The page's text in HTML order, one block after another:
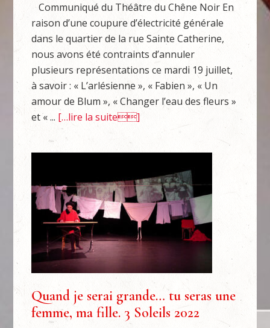
Communiqué du Théâtre du Chêne Noir En
raison d’une coupure d’électricité générale
dans le quartier de la rue Sainte Catherine,
nous avons été contraints d’annuler
plusieurs représentations ce mardi 19 juillet,
à savoir : « L’arlésienne », « Fabien », « Un
amour de Blum », « Changer l’eau des fleurs »
et « ... […lire la suite]
Quand je serai grande… tu seras une
femme, ma fille. 3 Soleils 2022